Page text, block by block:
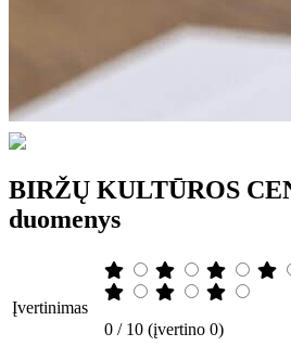
BIRŽŲ KULTŪROS
duomenys
Įvertinimas
0 / 10 (įvertino 0)